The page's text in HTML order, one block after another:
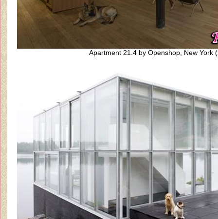
Apartment 21.4 by Openshop, New York